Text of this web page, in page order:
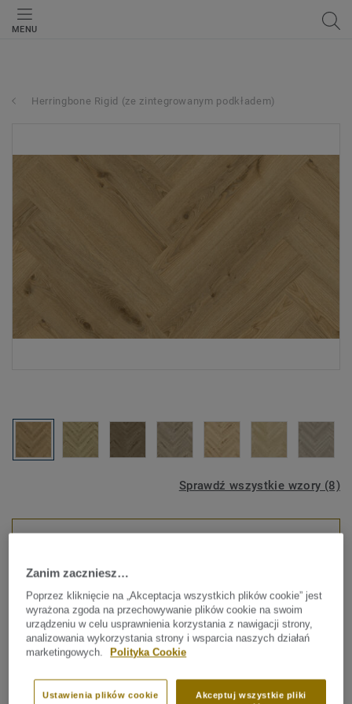
MENU
Herringbone Rigid (ze zintegrowanym podkładem)
Sprawdź wszystkie wzory (8)
Panele i Płytki Winylowe
Herringbone Rigid (ze
zintegrowanym podkładem) -
Delicate Oak CLASSICAL
Zanim zaczniesz…
Poprzez kliknięcie na „Akceptacja wszystkich plików cookie” jest
wyrażona zgoda na przechowywanie plików cookie na swoim
urządzeniu w celu usprawnienia korzystania z nawigacji strony,
analizowania wykorzystania strony i wsparcia naszych działań
marketingowych.
Polityka Cookie
Akceptuj wszystkie pliki
Ustawienia plików cookie